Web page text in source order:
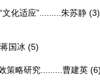
化适应”......... 朱苏静 (3)
蒋国冰 (5)
策略研究......... 曹建英 (6)